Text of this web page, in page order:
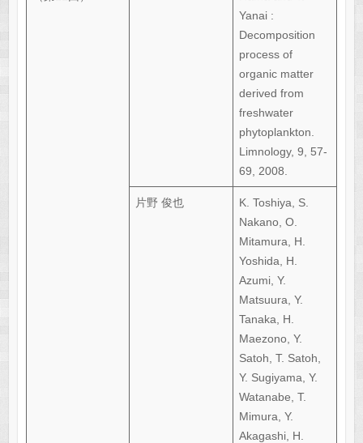
Yanai :
Decomposition
process of
organic matter
derived from
freshwater
phytoplankton.
Limnology, 9, 57-
69, 2008.
片野 俊也
K. Toshiya, S.
Nakano, O.
Mitamura, H.
Yoshida, H.
Azumi, Y.
Matsuura, Y.
Tanaka, H.
Maezono, Y.
Satoh, T. Satoh,
Y. Sugiyama, Y.
Watanabe, T.
Mimura, Y.
Akagashi, H.